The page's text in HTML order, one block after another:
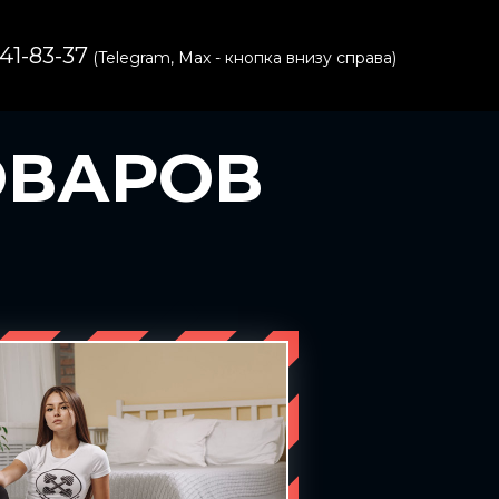
83-37 (Telegram, Max - кнопка внизу справа)